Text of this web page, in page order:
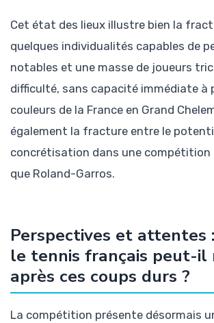
Cet état des lieux illustre bien la
quelques individualités capables de
notables et une masse de joueurs
difficulté, sans capacité immédiate à
couleurs de la France en Grand
également la fracture entre le
concrétisation dans une compétition
que Roland-Garros.
Perspectives et attentes
le tennis français peut-il
après ces coups durs ?
La compétition présente désormais